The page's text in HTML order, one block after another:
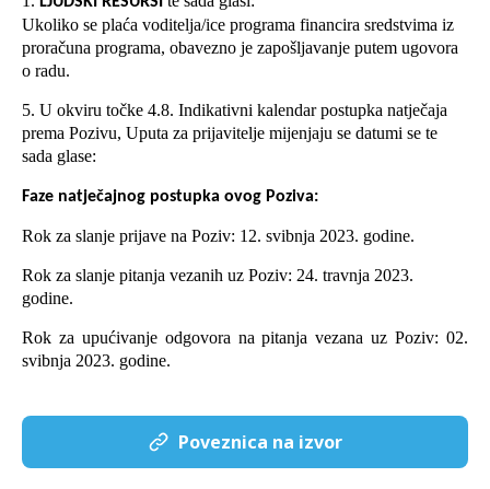
Ukoliko se plaća voditelja/ice programa financira sredstvima iz
proračuna programa, obavezno je zapošljavanje putem ugovora
o radu.
5. U okviru točke 4.8. Indikativni kalendar postupka natječaja
prema Pozivu, Uputa za prijavitelje mijenjaju se datumi se te
sada glase:
Faze natječajnog postupka ovog Poziva:
Rok za slanje prijave na Poziv: 12. svibnja 2023. godine.
Rok za slanje pitanja vezanih uz Poziv: 24. travnja 2023.
godine.
Rok za upućivanje odgovora na pitanja vezana uz Poziv: 02.
svibnja 2023. godine.
Poveznica na izvor